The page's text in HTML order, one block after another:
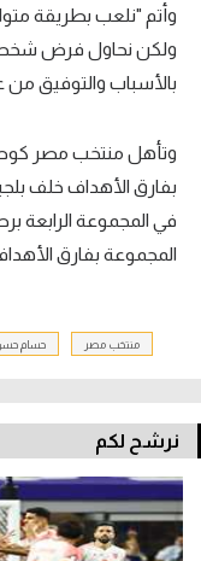
وأتم "نلعب بطريقة
ولكن نحاول فرض
بالأسباب والتوفيق من
بفارق الأهداف خلف
المجموعة بفارق
منتخب مصر حسام
نرشح لكم